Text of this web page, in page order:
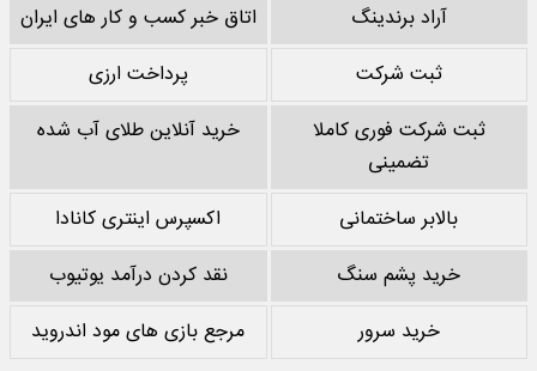
آراد برندینگ
اتاق خبر کسب و کار های ایران
ثبت شرکت
پرداخت ارزی
ثبت شرکت فوری کاملا
تضمینی
خرید آنلاین طلای آب شده
بالابر ساختمانی
اکسپرس اینتری کانادا
خرید پشم سنگ
نقد کردن درآمد یوتیوب
خرید سرور
مرجع بازی های مود اندروید